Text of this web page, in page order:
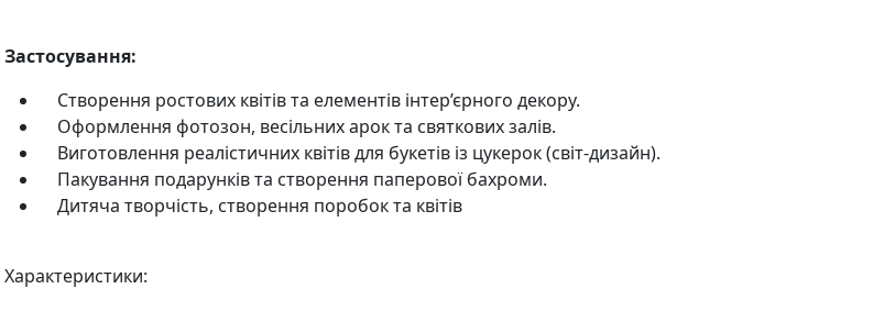
Застосування:
Створення ростових квітів та елементів інтер’єрного декору.
Оформлення фотозон, весільних арок та святкових залів.
Виготовлення реалістичних квітів для букетів із цукерок (світ-дизайн).
Пакування подарунків та створення паперової бахроми.
Дитяча творчість, створення поробок та квітів
Характеристики: